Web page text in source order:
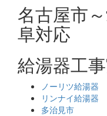
名古屋市
阜対応
給湯器工
ノーリツ給湯器
リンナイ給湯器
多治見市